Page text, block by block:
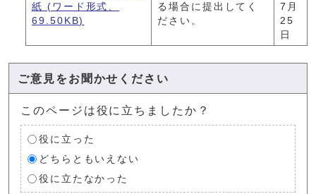
紙 (ワード形式、
69.50KB)
る場合に提出してく
ださい。
7月
25
日
ご意見をお聞かせください
このページは役に立ちましたか？
役に立った
どちらともいえない
役に立たなかった